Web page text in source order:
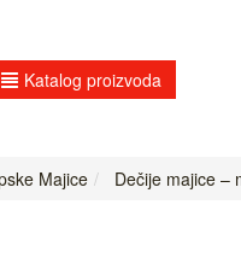
Katalog proizvoda
Majice Dečije majice –